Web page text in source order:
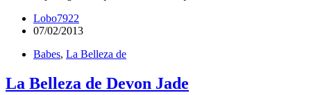
Lobo7922
07/02/2013
Babes, La Belleza de
La Belleza de Devon Jade